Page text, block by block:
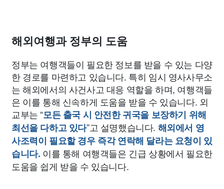
해외여행과 정부의 도움
정부는 여행객들이 필요한 정보를 받을 수 있는 다양
한 경로를 마련하고 있습니다. 특히 임시 영사사무소
는 해외에서의 사건사고 대응 역할을 하며, 여행객들
은 이를 통해 신속하게 도움을 받을 수 있습니다. 외
교부는 “모든 출국 시 안전한 귀국을 보장하기 위해
최선을 다하고 있다”고 설명했습니다. 해외에서 영
사조력이 필요할 경우 즉각 연락해 달라는 요청이 있
습니다. 이를 통해 여행객들은 긴급 상황에서 필요한
도움을 쉽게 받을 수 있습니다.